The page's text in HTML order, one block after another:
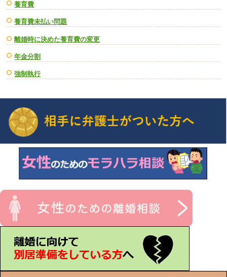
養育費
養育費未払い問題
離婚時に決めた養育費の変更
年金分割
強制執行